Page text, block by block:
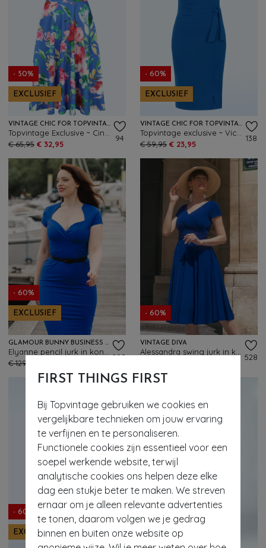
FIRST THINGS FIRST
Bij Topvintage gebruiken we cookies en
vergelijkbare technieken om jouw ervaring
te verfijnen en te personaliseren.
Functionele cookies zijn essentieel voor een
soepel werkende website, terwijl
analytische cookies ons helpen deze elke
dag een stukje beter te maken. We streven
ernaar om je alleen relevante advertenties
te tonen, daarom volgen we je gedrag
binnen en buiten onze website op
- 50%
EXCLUSIEF
VINTAGE CHIC FOR TOPVINTAGE
€ 65,95 € 32,95
94
- 60%
EXCLUSIEF
VINTAGE CHIC FOR TOPVINTAGE
€ 59,95 € 23,95
138
- 60%
EXCLUSIEF
GLAMOUR BUNNY BUSINESS BABE
€ 129,95
209
- 60%
VINTAGE DIVA
528
- 60%
EXCLUSIEF EXCLUSIEF